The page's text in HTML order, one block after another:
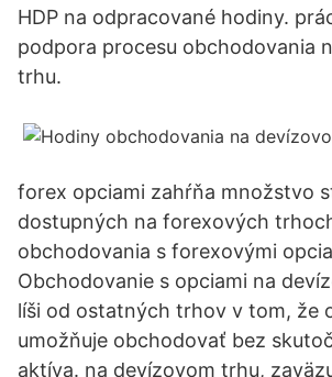
HDP na odpracované hodiny.
podpora procesu obchodovania
trhu.
forex opciami zahŕňa množstvo
dostupných na forexových
obchodovania s forexovými
Obchodovanie s opciami na
líši od ostatných trhov v tom, že
umožňuje obchodovať bez
aktíva. na devízovom trhu,